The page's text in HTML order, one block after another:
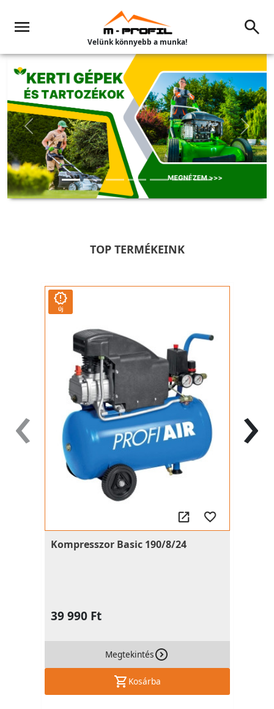
Velünk könnyebb a munka!
Előző
TOP TERMÉKEINK
Új
Kompresszor Basic 190/8/24
39 990 Ft
Megtekintés
Kosárba
‹ ›